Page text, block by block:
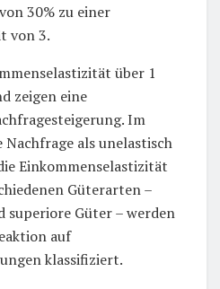
30% zu einer
von 3.
über 1
zeigen eine
Im
Nachfrage als unelastisch
Einkommenselastizität
Güterarten –
superiore Güter – werden
auf
klassifiziert.